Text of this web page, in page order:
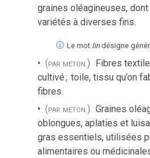
graines oléagineuses,
variétés à diverses fins.
Le mot lin désigne
(par méton.) Fibres
cultivé; toile, tissu qu’on
fibres.
(par méton.) Graines
oblongues, aplaties et
gras essentiels, utilisées
alimentaires ou